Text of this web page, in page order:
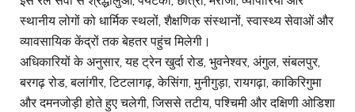
स्थानीय लोगों को धार्मिक स्थलों, शैक्षणिक संस्थानों, स्वास्थ्य सेवाओं और
व्यावसायिक केंद्रों तक बेहतर पहुंच मिलेगी।
अधिकारियों के अनुसार, यह ट्रेन खुर्दा रोड, भुवनेश्वर, अंगुल, संबलपुर,
बरगढ़ रोड, बलांगीर, टिटलागढ़, केसिंगा, मुनीगुड़ा, रायगढ़ा, काकिरिगुमा
और दमनजोड़ी होते हुए चलेगी, जिससे तटीय, पश्चिमी और दक्षिणी ओडिशा